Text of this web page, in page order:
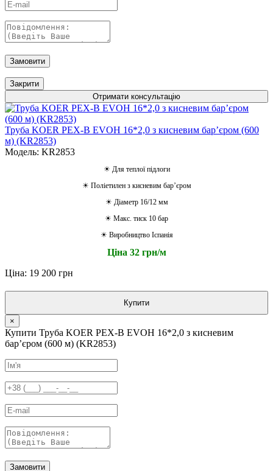
Замовити
Закрити
Отримати консультацію
Труба KOER PEX-B EVOH 16*2,0 з кисневим барʼєром (600
м) (KR2853)
Модель: KR2853
☀ Для теплої підлоги
☀ Поліетилен з кисневим барʼєром
☀ Діаметр 16/12 мм
☀ Макс. тиск 10 бар
☀ Виробництво Іспанія
Ціна 32 грн/м
Ціна: 19 200 грн
Купити
×
Купити Труба KOER PEX-B EVOH 16*2,0 з кисневим
барʼєром (600 м) (KR2853)
Замовити